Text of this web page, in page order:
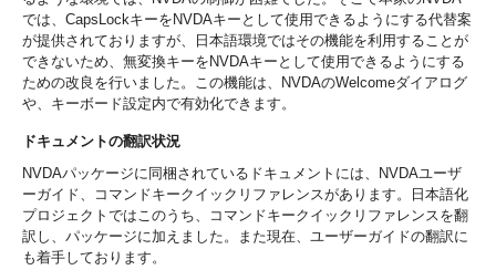
では、CapsLockキーをNVDAキーとして使用できるようにする代替案
が提供されておりますが、日本語環境ではその機能を利用することが
できないため、無変換キーをNVDAキーとして使用できるようにする
ための改良を行いました。この機能は、NVDAのWelcomeダイアログ
や、キーボード設定内で有効化できます。
ドキュメントの翻訳状況
NVDAパッケージに同梱されているドキュメントには、NVDAユーザ
ーガイド、コマンドキークイックリファレンスがあります。日本語化
プロジェクトではこのうち、コマンドキークイックリファレンスを翻
訳し、パッケージに加えました。また現在、ユーザーガイドの翻訳に
も着手しております。